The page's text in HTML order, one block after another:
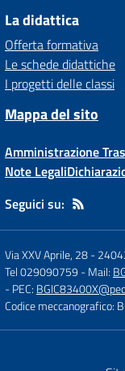
La didattica
Offerta formativa
Le schede didattiche
I progetti delle classi
Mappa del sito
Amministrazione
Note Legali
Seguici su:
Via XXV Aprile, 28-
Tel 029090759 - Mail:
- PEC:
Codice meccanografico: